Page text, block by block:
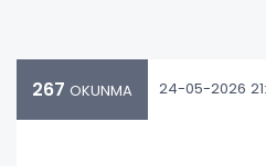
267 OKUNMA 24-05-2026